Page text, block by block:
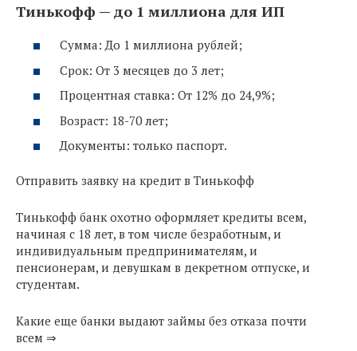
Тинькофф — до 1 миллиона для ИП
Сумма: До 1 миллиона рублей;
Срок: От 3 месяцев до 3 лет;
Процентная ставка: От 12% до 24,9%;
Возраст: 18-70 лет;
Документы: только паспорт.
Отправить заявку на кредит в Тинькофф
Тинькофф банк охотно оформляет кредиты всем,
начиная с 18 лет, в том числе безработным, и
индивидуальным предпринимателям, и
пенсионерам, и девушкам в декретном отпуске, и
студентам.
Какие еще банки выдают займы без отказа почти
всем ⇒